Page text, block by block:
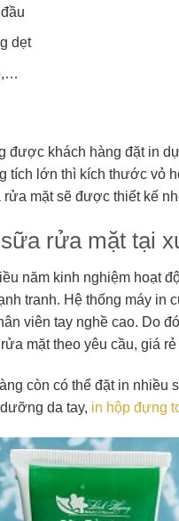
dẹt
khách hàng đặt in
tích lớn thì kích thước vỏ
mặt sẽ được thiết kế
rửa mặt tại
năm kinh nghiệm hoạt
tranh. Hệ thống máy in
viên tay nghề cao. Do
mặt theo yêu cầu, giá
còn có thể đặt in nhiều
da tay, in hộp đựng